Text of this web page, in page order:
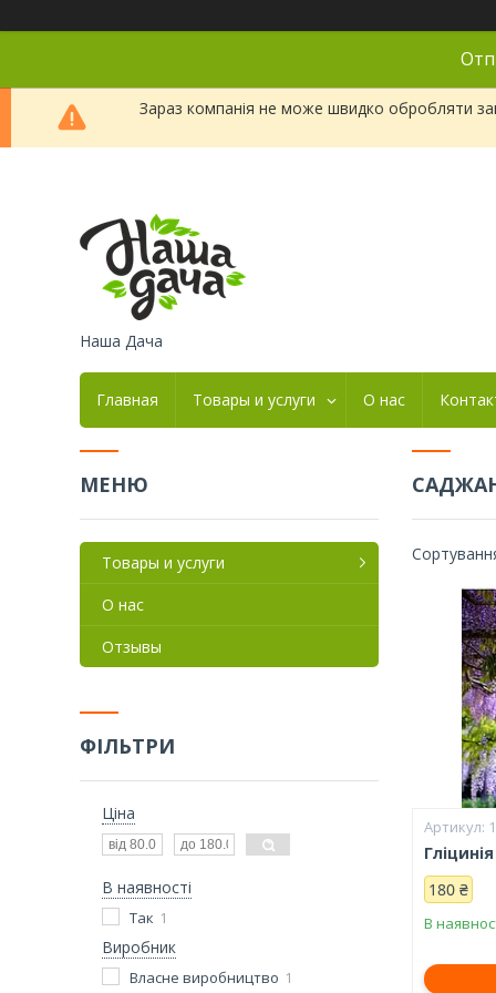
Зараз компанія не може швидко обробляти
Наша Дача
Главная Товары и услуги О нас
180 ₴
В
Товары и услуги
О нас
Отзывы
ФІЛЬТРИ
Ціна
В наявності
Так 1
Виробник
Власне виробництво 1